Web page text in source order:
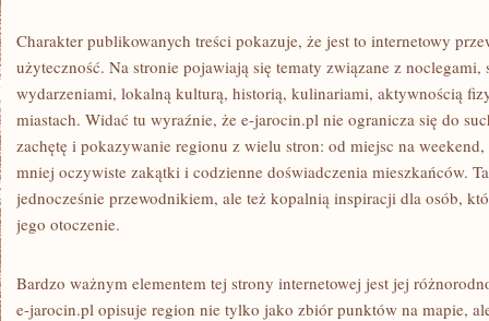
Charakter publikowanych treści pokazuje, że jest to internetowy
użyteczność. Na stronie pojawiają się tematy związane z
wydarzeniami, lokalną kulturą, historią, kulinariami, aktywnością
miastach. Widać tu wyraźnie, że e-jarocin.pl nie ogranicza się do
zachętę i pokazywanie regionu z wielu stron: od miejsc na
mniej oczywiste zakątki i codzienne doświadczenia mieszkańców.
jednocześnie przewodnikiem, ale też kopalnią inspiracji dla osób,
jego otoczenie.
Bardzo ważnym elementem tej strony internetowej jest jej
e-jarocin.pl opisuje region nie tylko jako zbiór punktów na mapie,